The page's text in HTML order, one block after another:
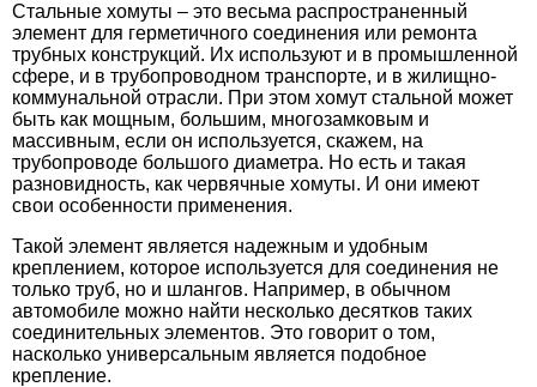
Стальные хомуты – это весьма распространенный
элемент для герметичного соединения или ремонта
трубных конструкций. Их используют и в промышленной
сфере, и в трубопроводном транспорте, и в жилищно-
коммунальной отрасли. При этом хомут стальной может
быть как мощным, большим, многозамковым и
массивным, если он используется, скажем, на
трубопроводе большого диаметра. Но есть и такая
разновидность, как червячные хомуты. И они имеют
свои особенности применения.
Такой элемент является надежным и удобным
креплением, которое используется для соединения не
только труб, но и шлангов. Например, в обычном
автомобиле можно найти несколько десятков таких
соединительных элементов. Это говорит о том,
насколько универсальным является подобное
крепление.